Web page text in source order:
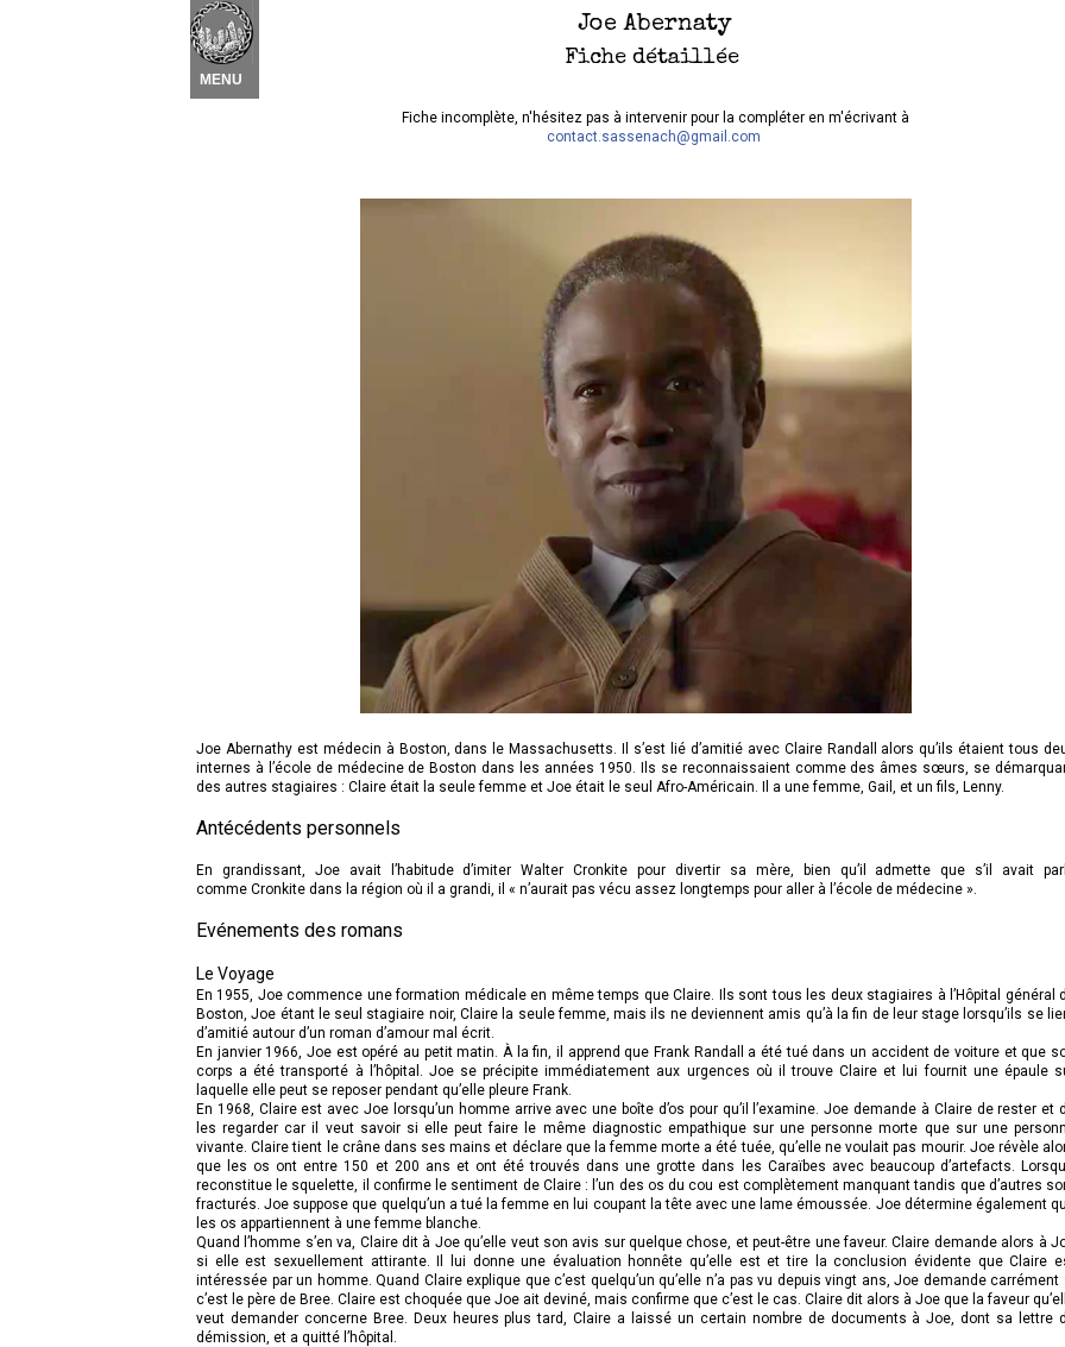
MENU
Nouvel élément
Joe Abernathy est médecin à Boston, dans le Massachusetts. Il s’est lié d’amitié avec Claire Randall alors qu’ils étaient tous
internes à l’école de médecine de Boston dans les années 1950. Ils se reconnaissaient comme des âmes sœurs, se
des autres stagiaires : Claire était la seule femme et Joe était le seul Afro-Américain. Il a une femme, Gail, et un fils, Lenny.
Antécédents personnels
En grandissant, Joe avait l’habitude d’imiter Walter Cronkite pour divertir sa mère, bien qu’il admette que s’il avait
comme Cronkite dans la région où il a grandi, il « n’aurait pas vécu assez longtemps pour aller à l’école de médecine ».
Evénements des romans
Le Voyage
En 1955, Joe commence une formation médicale en même temps que Claire. Ils sont tous les deux stagiaires à l’Hôpital général
Boston, Joe étant le seul stagiaire noir, Claire la seule femme, mais ils ne deviennent amis qu’à la fin de leur stage lorsqu’ils se
d’amitié autour d’un roman d’amour mal écrit.
En janvier 1966, Joe est opéré au petit matin. À la fin, il apprend que Frank Randall a été tué dans un accident de voiture et que
corps a été transporté à l’hôpital. Joe se précipite immédiatement aux urgences où il trouve Claire et lui fournit une épaule
laquelle elle peut se reposer pendant qu’elle pleure Frank.
En 1968, Claire est avec Joe lorsqu’un homme arrive avec une boîte d’os pour qu’il l’examine. Joe demande à Claire de rester et
les regarder car il veut savoir si elle peut faire le même diagnostic empathique sur une personne morte que sur une
vivante. Claire tient le crâne dans ses mains et déclare que la femme morte a été tuée, qu’elle ne voulait pas mourir. Joe révèle
que les os ont entre 150 et 200 ans et ont été trouvés dans une grotte dans les Caraïbes avec beaucoup d’artefacts.
reconstitue le squelette, il confirme le sentiment de Claire : l’un des os du cou est complètement manquant tandis que d’autres
fracturés. Joe suppose que quelqu’un a tué la femme en lui coupant la tête avec une lame émoussée. Joe détermine également
les os appartiennent à une femme blanche.
Quand l’homme s’en va, Claire dit à Joe qu’elle veut son avis sur quelque chose, et peut-être une faveur. Claire demande alors à
si elle est sexuellement attirante. Il lui donne une évaluation honnête qu’elle est et tire la conclusion évidente que Claire
intéressée par un homme. Quand Claire explique que c’est quelqu’un qu’elle n’a pas vu depuis vingt ans, Joe demande carrément
c’est le père de Bree. Claire est choquée que Joe ait deviné, mais confirme que c’est le cas. Claire dit alors à Joe que la faveur
veut demander concerne Bree. Deux heures plus tard, Claire a laissé un certain nombre de documents à Joe, dont sa lettre
démission, et a quitté l’hôpital.
Joe Abernaty
Fiche détaillée
Fiche incomplète, n'hésitez pas à intervenir pour la compléter en m'écrivant à
contact.sassenach@gmail.com